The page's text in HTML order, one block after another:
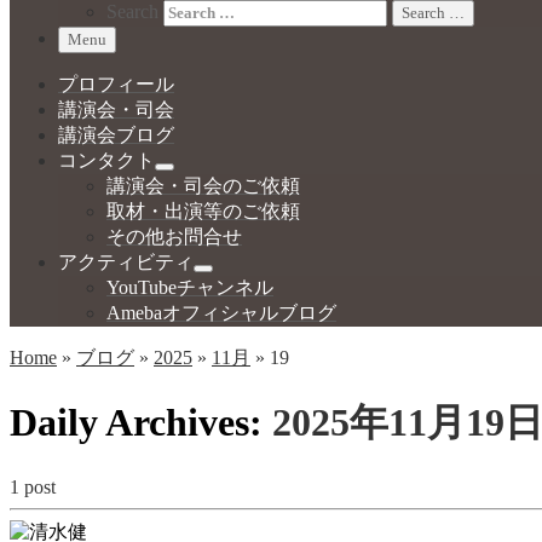
Search
Search …
Menu
プロフィール
講演会・司会
講演会ブログ
コンタクト
講演会・司会のご依頼
取材・出演等のご依頼
その他お問合せ
アクティビティ
YouTubeチャンネル
Amebaオフィシャルブログ
Home » ブログ » 2025 » 11月 » 19
Daily Archives: 2025年11月19日
1 post